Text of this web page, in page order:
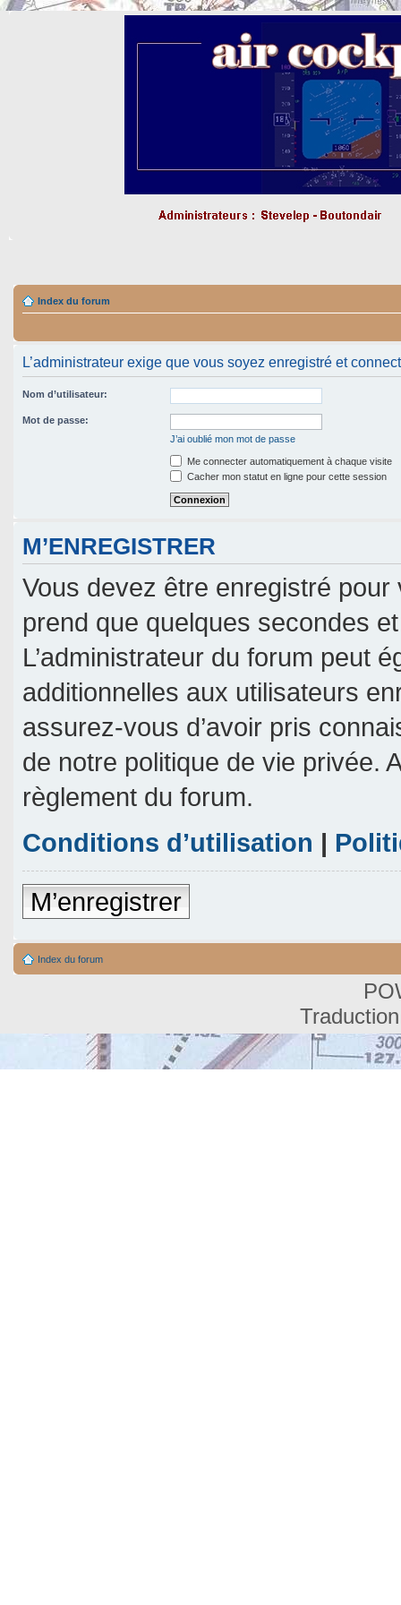
Index du forum
L’administrateur exige que vous soyez enregistré et
Nom d’utilisateur:
Mot de passe:
J’ai oublié mon mot de passe
Me connecter automatiquement à chaque visite
Cacher mon statut en ligne pour cette session
M’ENREGISTRER
Vous devez être enregistré pour
prend que quelques secondes
L’administrateur du forum peut
additionnelles aux utilisateurs
assurez-vous d’avoir pris
de notre politique de vie privée.
règlement du forum.
Conditions d’utilisation |
M’enregistrer
Index du forum